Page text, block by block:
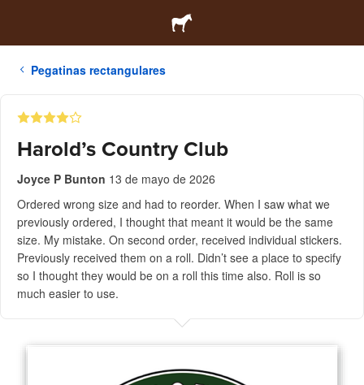
Pegatinas rectangulares
Harold’s Country Club
Joyce P Bunton 13 de mayo de 2026
Ordered wrong size and had to reorder. When I saw what we
previously ordered, I thought that meant it would be the same
size. My mistake. On second order, received individual stickers.
Previously received them on a roll. Didn’t see a place to specify
so I thought they would be on a roll this time also. Roll is so
much easier to use.